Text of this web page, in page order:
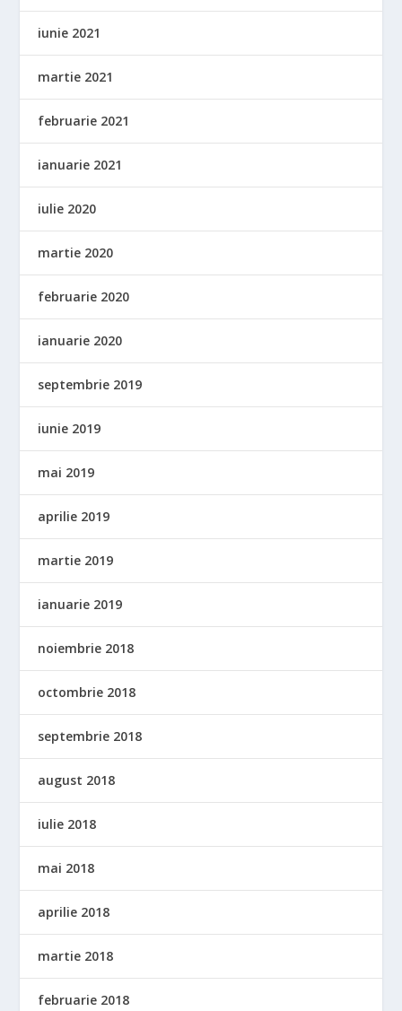
iunie 2021
martie 2021
februarie 2021
ianuarie 2021
iulie 2020
martie 2020
februarie 2020
ianuarie 2020
septembrie 2019
iunie 2019
mai 2019
aprilie 2019
martie 2019
ianuarie 2019
noiembrie 2018
octombrie 2018
septembrie 2018
august 2018
iulie 2018
mai 2018
aprilie 2018
martie 2018
februarie 2018